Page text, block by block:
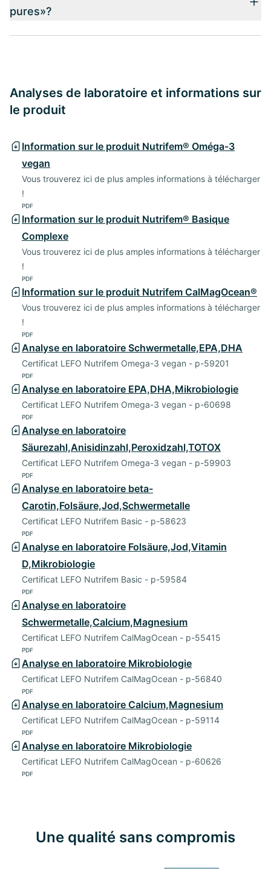
pures»?
Analyses de laboratoire et informations sur
le produit
Information sur le produit Nutrifem® Oméga-3
vegan
Vous trouverez ici de plus amples informations à télécharger
!
PDF
Information sur le produit Nutrifem® Basique
Complexe
Vous trouverez ici de plus amples informations à télécharger
!
PDF
Information sur le produit Nutrifem CalMagOcean®
Vous trouverez ici de plus amples informations à télécharger
!
PDF
Analyse en laboratoire Schwermetalle,EPA,DHA
Certificat LEFO Nutrifem Omega-3 vegan - p-59201
PDF
Analyse en laboratoire EPA,DHA,Mikrobiologie
Certificat LEFO Nutrifem Omega-3 vegan - p-60698
PDF
Analyse en laboratoire
Säurezahl,Anisidinzahl,Peroxidzahl,TOTOX
Certificat LEFO Nutrifem Omega-3 vegan - p-59903
PDF
Analyse en laboratoire beta-
Carotin,Folsäure,Jod,Schwermetalle
Certificat LEFO Nutrifem Basic - p-58623
PDF
Analyse en laboratoire Folsäure,Jod,Vitamin
D,Mikrobiologie
Certificat LEFO Nutrifem Basic - p-59584
PDF
Analyse en laboratoire
Schwermetalle,Calcium,Magnesium
Certificat LEFO Nutrifem CalMagOcean - p-55415
PDF
Analyse en laboratoire Mikrobiologie
Certificat LEFO Nutrifem CalMagOcean - p-56840
PDF
Analyse en laboratoire Calcium,Magnesium
Certificat LEFO Nutrifem CalMagOcean - p-59114
PDF
Analyse en laboratoire Mikrobiologie
Certificat LEFO Nutrifem CalMagOcean - p-60626
PDF
Une qualité sans compromis